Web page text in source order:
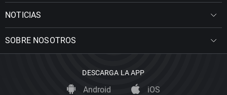
NOTICIAS
SOBRE NOSOTROS
DESCARGA LA APP
Android iOS